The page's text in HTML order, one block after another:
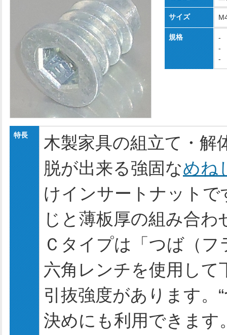
サイズ
規格
-
-
-
特長
木製家具の組立て・解
脱が出来る強固なめね
けインサートナットで
じと薄板厚の組み合
Ｃタイプは「つば（
六角レンチを使用して
引抜強度があります。
決めにも利用できます